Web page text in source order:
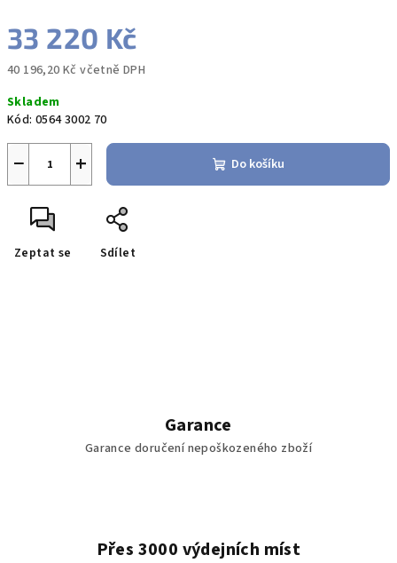
33 220 Kč
40 196,20 Kč včetně DPH
cena:
Skladem
Kód: 0564 3002 70
+
− Do košíku
Zeptat se Sdílet
Garance
Garance doručení nepoškozeného zboží
Přes 3000 výdejních míst